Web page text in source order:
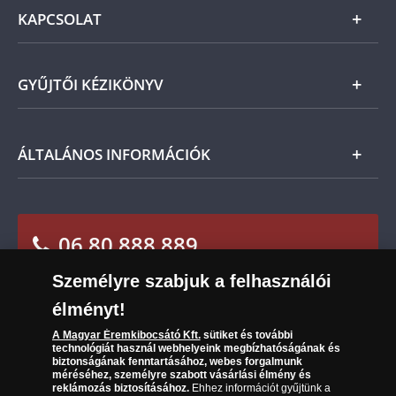
Magyar
Reklamáció
KAPCSOLAT
Ügyfélszolgálat
Leiratkozás a hírlevélről
GYŰJTŐI KÉZIKÖNYV
Tájékoztató kezdők számára
ÁLTALÁNOS INFORMÁCIÓK
Sütik (cookies) használata
Süti (cookies)Beállítások
Társaságunkról
Az érmék és érmek ára és értéke
Gyakran ismételt kérdések
Adatkezelés
06 80 888 889
(díjmentesen hívható hétfőtől csütörtökig 9.00 és
17.00 óra között, péntekenként 9.00 és 15.00 óra
között)
Személyre szabjuk a felhasználói
élményt!
A Magyar Éremkibocsátó Kft.sütiket és további
technológiát használ webhelyeink megbízhatóságának és
biztonságának fenntartásához, webes forgalmunk
méréséhez, személyre szabott vásárlási élmény és
reklámozás biztosításához.Ehhez információt gyűjtünk a